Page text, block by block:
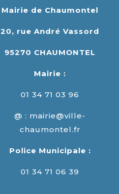
Mairie de Chaumontel
20, rue André Vassord
95270 CHAUMONTEL
Mairie :
01 34 71 03 96
@ : mairie@ville-
chaumontel.fr
Police Municipale :
01 34 71 06 39